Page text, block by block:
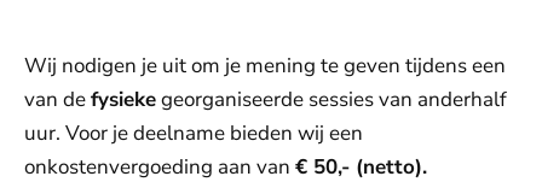
Wij nodigen je uit om je mening te geven tijdens een
van defysiekegeorganiseerde sessies van anderhalf
uur. Voor je deelname bieden wij een
onkostenvergoeding aan van € 50,- (netto).